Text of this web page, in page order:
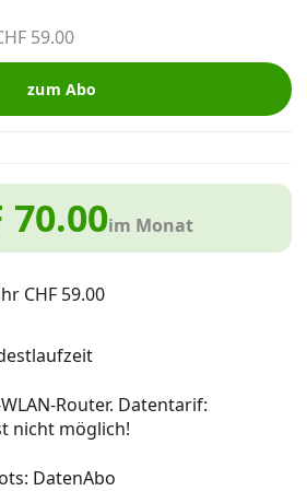
59.00
zum Abo
70.00im Monat
CHF 59.00
Router. Datentarif:
nicht möglich!
DatenAbo